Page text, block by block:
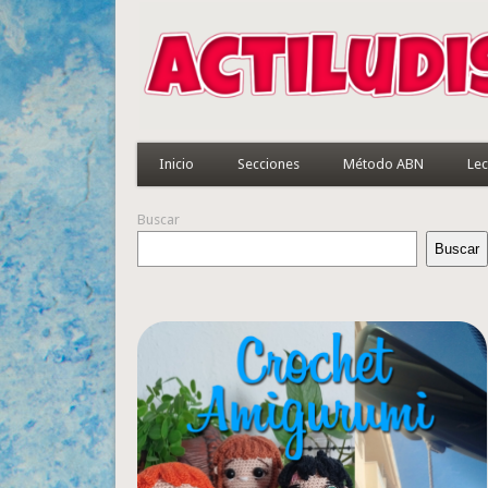
Inicio Secciones Método ABN
Buscar
Buscar